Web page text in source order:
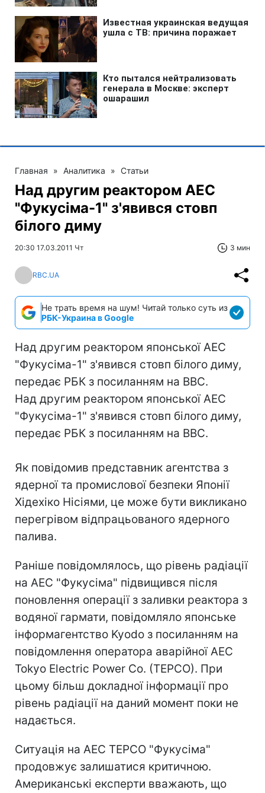
Главная » Аналитика » Статьи
Над другим реактором АЕС
"Фукусіма-1" з'явився стовп
білого диму
20:30 17.03.2011 Чт 3 мин
RBC.UA
Не трать время на шум! Читай только суть из
РБК-Украина в Google
Над другим реактором японської АЕС
"Фукусіма-1" з'явився стовп білого диму,
передає РБК з посиланням на BBC.
Над другим реактором японської АЕС
"Фукусіма-1" з'явився стовп білого диму,
передає РБК з посиланням на BBC.
Як повідомив представник агентства з
ядерної та промислової безпеки Японії
Хідехіко Нісіями, це може бути викликано
перегрівом відпрацьованого ядерного
палива.
Раніше повідомлялось, що рівень радіації
на АЕС "Фукусіма" підвищився після
поновлення операції з заливки реактора з
водяної гармати, повідомляло японське
інформагентство Kyodo з посиланням на
повідомлення оператора аварійної АЕС
Tokyo Electric Power Co. (TEPCO). При
цьому більш докладної інформації про
рівень радіації на даний момент поки не
надається.
Ситуація на АЕС TEPCO "Фукусіма"
продовжує залишатися критичною.
Американські експерти вважають, що